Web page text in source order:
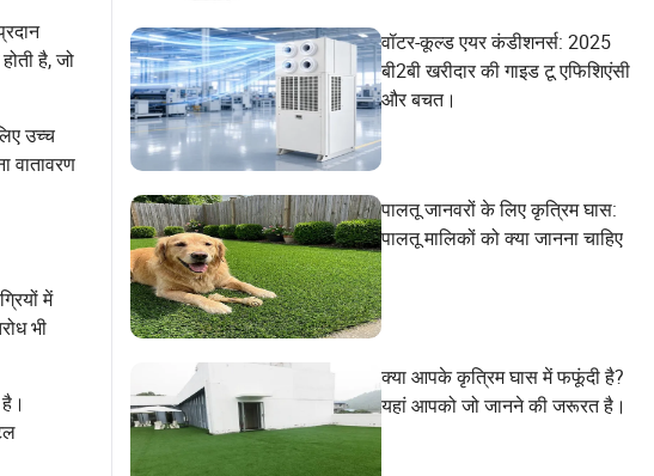
है, जो
उच्च
वातावरण
में
भी
वॉटर-कूल्ड एयर कंडीशनर्स: 2025
बी2बी खरीदार की गाइड टू एफिशिएंसी
और बचत।
पालतू जानवरों के लिए कृत्रिम घास:
पालतू मालिकों को क्या जानना चाहिए
क्या आपके कृत्रिम घास में फफूंदी है?
यहां आपको जो जानने की जरूरत है।